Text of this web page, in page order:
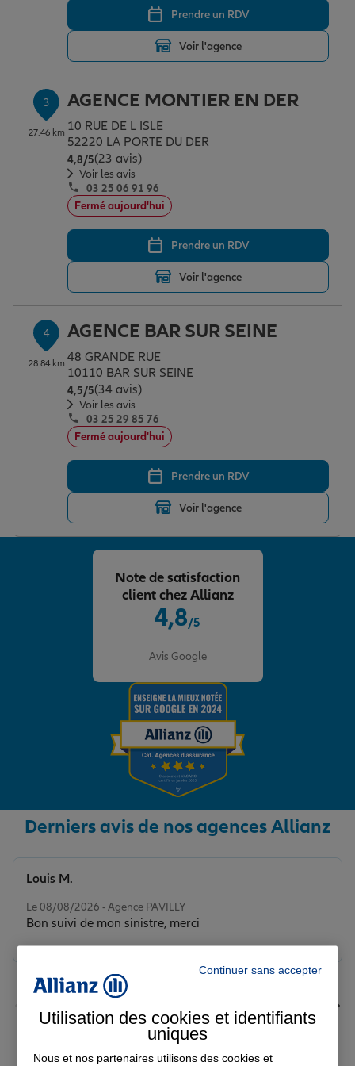
Garantie des accidents de la vie
Assurance scolaire
Protection juridique
Tous nos devis d'assurance
Prendre un RDV
Voir l'agence
3
27.46 km
AGENCE MONTIER EN DER
10 RUE DE L ISLE
52220 LA PORTE DU DER
4,8/5Note de 4.8 sur 5
(23 avis)
Voir les avis
03 25 06 91 96
Fermé aujourd'hui
Prendre un RDV
Voir l'agence
4
28.84 km
AGENCE BAR SUR SEINE
48 GRANDE RUE
10110 BAR SUR SEINE
4,5/5Note de 4.5 sur 5
(34 avis)
Voir les avis
03 25 29 85 76
Fermé aujourd'hui
Prendre un RDV
Voir l'agence
4,8/5
Avis Google
Note de satisfaction
client chez Allianz
Derniers avis de nos agences Allianz
Le 08/08/2026 - Agence PAVILLY
Bon suivi de mon sinistre, merci
Louis M.
Voir tous les avis
Continuer sans accepter
Utilisation des cookies et identifiants
uniques
Nous et nos partenaires utilisons des cookies et